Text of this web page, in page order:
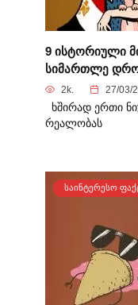
9 ისტორიული
სიმართლე
2k. 27/03/
ხშირად ერთი
რეალობას
ᲡᲐᲘᲜᲢᲔᲠᲔᲡᲝ